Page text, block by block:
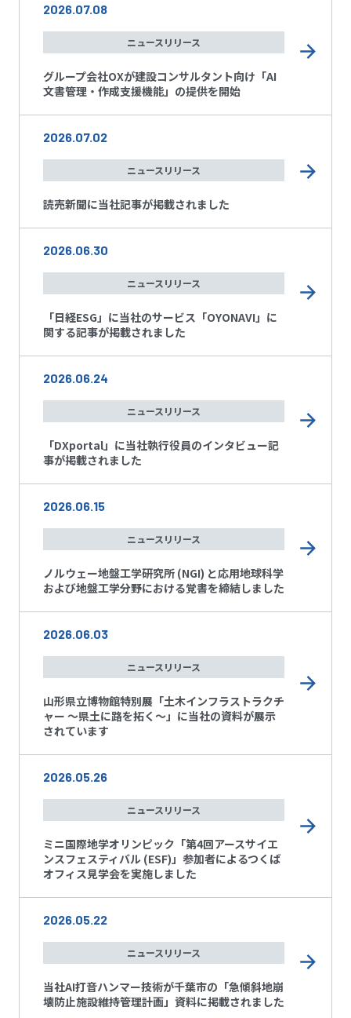
2026.07.08
ニュースリリース
グループ会社OXが建設コンサルタント向け「AI
文書管理・作成支援機能」の提供を開始
2026.07.02
ニュースリリース
読売新聞に当社記事が掲載されました
2026.06.30
ニュースリリース
「日経ESG」に当社のサービス「OYONAVI」に
関する記事が掲載されました
2026.06.24
ニュースリリース
「DXportal」に当社執行役員のインタビュー記
事が掲載されました
2026.06.15
ニュースリリース
ノルウェー地盤工学研究所 (NGI) と応用地球科学
および地盤工学分野における覚書を締結しました
2026.06.03
ニュースリリース
山形県立博物館特別展「土木インフラストラクチ
ャー ～県土に路を拓く～」に当社の資料が展示
されています
2026.05.26
ニュースリリース
ミニ国際地学オリンピック「第4回アースサイエ
ンスフェスティバル (ESF)」参加者によるつくば
オフィス見学会を実施しました
2026.05.22
ニュースリリース
当社AI打音ハンマー技術が千葉市の「急傾斜地崩
壊防止施設維持管理計画」資料に掲載されました